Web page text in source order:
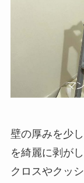
壁の厚みを少
を綺麗に剥が
クロスやクッ